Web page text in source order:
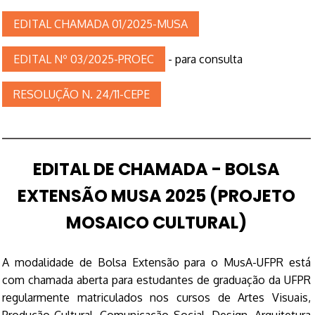
EDITAL CHAMADA 01/2025-MUSA
EDITAL Nº 03/2025-PROEC - para consulta
RESOLUÇÃO N. 24/11-CEPE
EDITAL DE CHAMADA - BOLSA
EXTENSÃO MUSA 2025 (PROJETO
MOSAICO CULTURAL)
A modalidade de Bolsa Extensão para o MusA-UFPR está
com chamada aberta para estudantes de graduação da UFPR
regularmente matriculados nos cursos de Artes Visuais,